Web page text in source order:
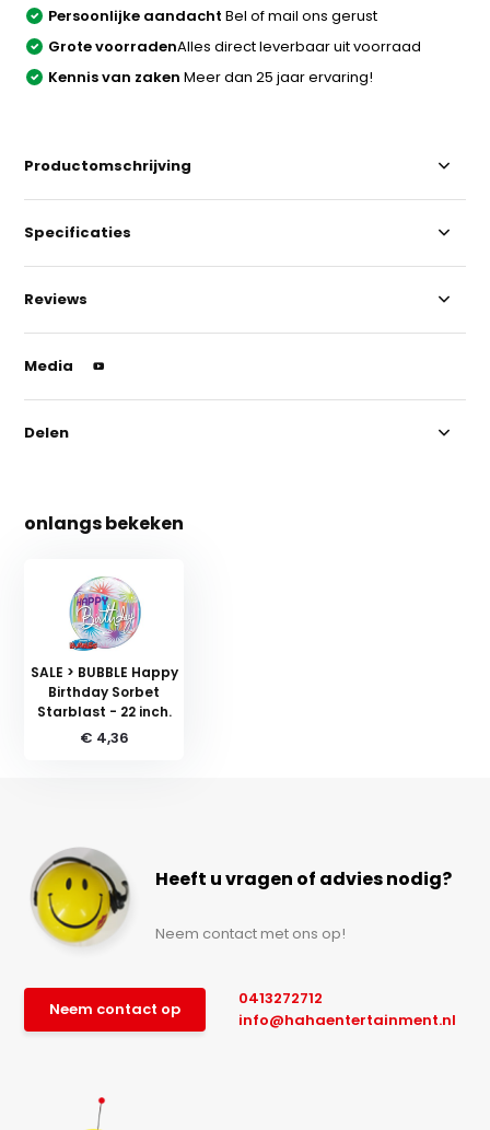
Persoonlijke aandacht Bel of mail ons gerust
Grote voorradenAlles direct leverbaar uit voorraad
Kennis van zaken Meer dan 25 jaar ervaring!
Productomschrijving
Specificaties
Reviews
Media
Delen
onlangs bekeken
SALE > BUBBLE Happy
Birthday Sorbet
Starblast - 22 inch.
€ 4,36
Heeft u vragen of advies nodig?
Neem contact met ons op!
Neem contact op
0413272712
info@hahaentertainment.nl